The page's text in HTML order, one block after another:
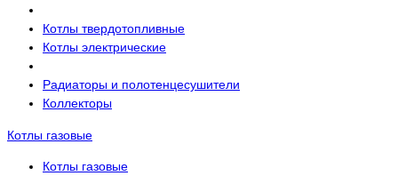
Котлы твердотопливные
Котлы электрические
Радиаторы и полотенцесушители
Коллекторы
Котлы газовые
Котлы газовые